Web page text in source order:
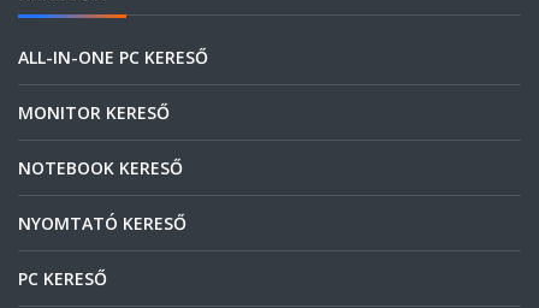
ALL-IN-ONE PC KERESŐ
MONITOR KERESŐ
NOTEBOOK KERESŐ
NYOMTATÓ KERESŐ
PC KERESŐ